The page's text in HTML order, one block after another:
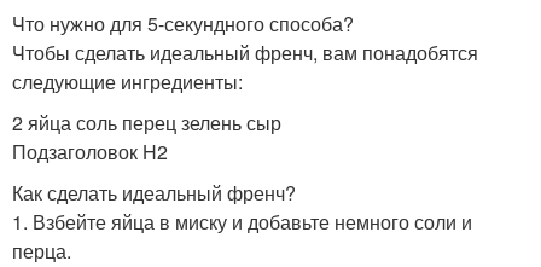
Что нужно для 5-секундного способа?
Чтобы сделать идеальный френч, вам понадобятся
следующие ингредиенты:
2 яйца соль перец зелень сыр
Подзаголовок H2
Как сделать идеальный френч?
1. Взбейте яйца в миску и добавьте немного соли и
перца.